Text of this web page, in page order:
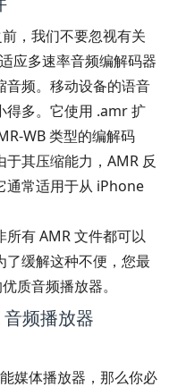
，我们不要忽视有关
应多速率音频编解码器
音频。移动设备的语音
得多。它使用 .amr 扩
WB 类型的编解码
其压缩能力，AMR 反
通常适用于从 iPhone
有 AMR 文件都可以
了缓解这种不便，您最
质音频播放器。
频播放器
媒体播放器，那么你必